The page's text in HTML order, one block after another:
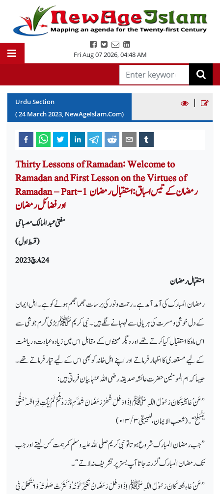
Fri Aug 07 2026,04:48 AM
Urdu Section
(24 March2023, NewAgeIslam.Com)
|
Thirty Lessons of Ramadan: Welcome to
Ramadan and First Lesson on the Virtues of
Ramadan – Part-1 رمضان کے تیس اسباق: استقبال رمضان
اور فضائل رمضان
مفتی عبد المالک مصباحی
(قسط اول)
24 مارچ 2023
استقبال رمضان
رمضان المبارک کی آمد آمد ہے۔رحمت و نور کی برسات جھما جھم ہونے کو ہے۔اہل ایمان
کے دل خوشی و مسرت کی ہر یالی سے لہلہانے لگے ہیں۔نبی کریم ﷺ بڑی گرم جوشی سے
اس ماہ کا استقبال کیا کرتے تھے اور دیگر مہینوں کے مقابل اس میں زیادہ عبادت و ریاضت
کے لیے مستعدی کااظہار فرماتے اور اپنے اہل خانہ کوبھی اس کے لیے تیار فرماتے تھے۔
جیسا کہ ام المومنین حضرت عائشہ صدیقہ رضی اللہ عنہا بیان فرماتی ہیں:
”عَنْ عَائشَۃَ کَانَ رَسُوْلُ اللّٰہِ ﷺ اِذَا دَخَلَ شَھْرُ رَمَضَانَ شَدَّ مِءَْزَرَہٗ ثُمَّ لَمْ یَأْتِ فِرَاشَہٗ حَتّٰی
یَنْسَلِخَ“۔ (شعب الایمان،للبیہقی۳ / ۰۱۳)
”جب رمضان المبارک شروع ہوتا تو نبی کریم صلی اللہ علیہ وسلم کمر ہمت کس لیتے اور جب
تک رمضان المبارک گزر نہ جاتا آپ بستر پر تشریف نہ لاتے“۔
”عَنْ عَاءِشَۃَ کَانَ رَسُوْلُ اللّٰہِ ﷺ اِذَا دَخَلَ رَمَضَانُ تَغَیَّرَ لَوْنُہٗ وَ کَثَرَتْ صَلٰوتُہٗ وَابْتَھَلَ فِی